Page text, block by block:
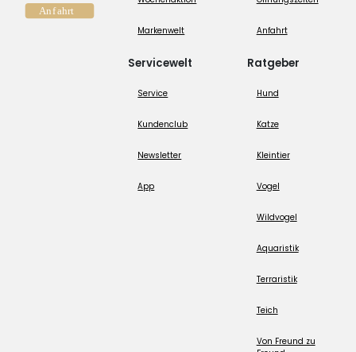
Markenwelt
Servicewelt
Service
Kundenclub
Newsletter
App
Anfahrt
Ratgeber
Hund
Katze
Kleintier
Vogel
Wildvogel
Aquaristik
Terraristik
Teich
Von Freund zu